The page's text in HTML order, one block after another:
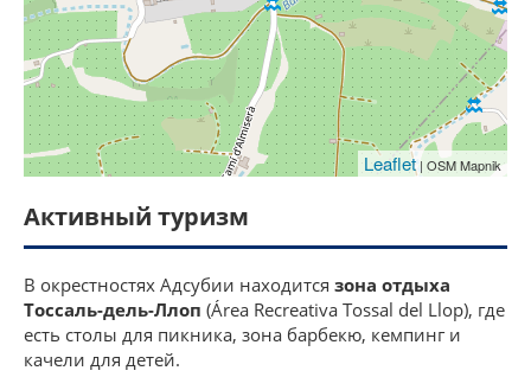
Leaflet | OSM Mapnik
Активный туризм
В окрестностях Адсубии находится зона отдыха
Тоссаль-дель-Ллоп (Área Recreativa Tossal del Llop), где
есть столы для пикника, зона барбекю, кемпинг и
качели для детей.